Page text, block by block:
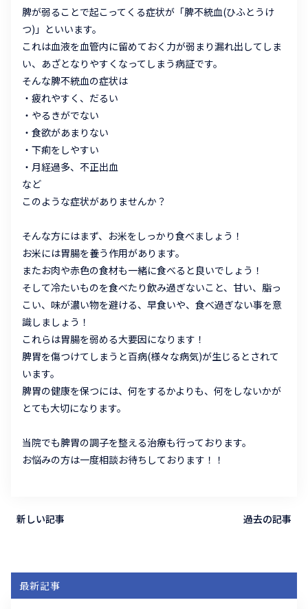
脾が弱ることで起こってくる症状が「脾不統血(ひふとうけ
つ)」といいます。
これは血液を血管内に留めておく力が弱まり漏れ出してしま
い、あざとなりやすくなってしまう病証です。
そんな脾不統血の症状は
・疲れやすく、だるい
・やるきがでない
・食欲があまりない
・下痢をしやすい
・月経過多、不正出血
など
このような症状がありませんか？
そんな方にはまず、お米をしっかり食べましょう！
お米には胃腸を養う作用があります。
またお肉や赤色の食材も一緒に食べると良いでしょう！
そして冷たいものを食べたり飲み過ぎないこと、甘い、脂っ
こい、味が濃い物を避ける、早食いや、食べ過ぎない事を意
識しましょう！
これらは胃腸を弱める大要因になります！
脾胃を傷つけてしまうと百病(様々な病気)が生じるとされて
います。
脾胃の健康を保つには、何をするかよりも、何をしないかが
とても大切になります。
当院でも脾胃の調子を整える治療も行っております。
お悩みの方は一度相談お待ちしております！！
新しい記事 過去の記事
最新記事